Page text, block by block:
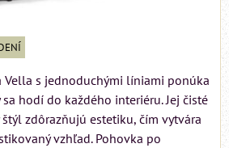
Vella s jednoduchými líniami ponúka
hodí do každého interiéru. Jej čisté
zdôrazňujú estetiku, čím vytvára
vzhľad. Pohovka po